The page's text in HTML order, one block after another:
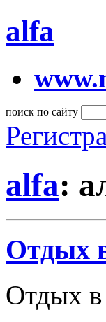
alfa
поиск по сайту
alfa:
Отдых
Отдых